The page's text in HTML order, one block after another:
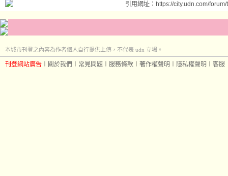
引用網址：https://city.udn.com/
本城市刊登之內容為作者個人自行提供上傳，不代表 udn 立場。
刊登網站廣告 關於我們 常見問題 服務條款 著作權聲明 隱私權聲明 客服